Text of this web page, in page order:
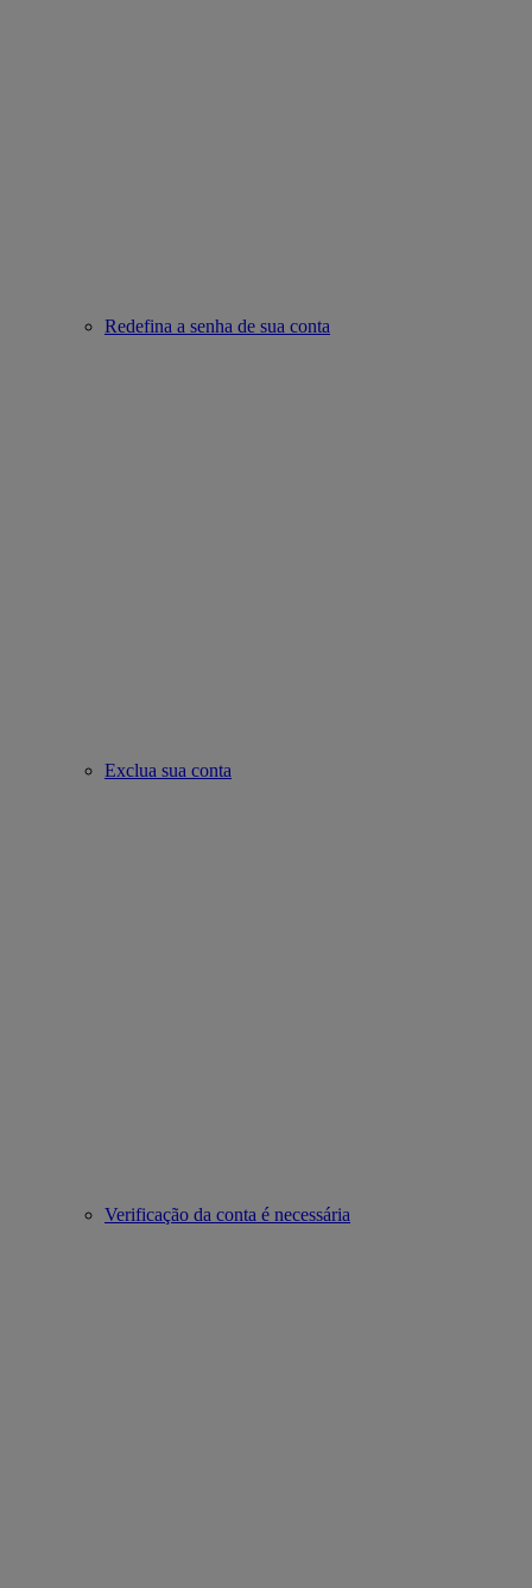
Redefina a senha de sua conta
Exclua sua conta
Verificação da conta é necessária